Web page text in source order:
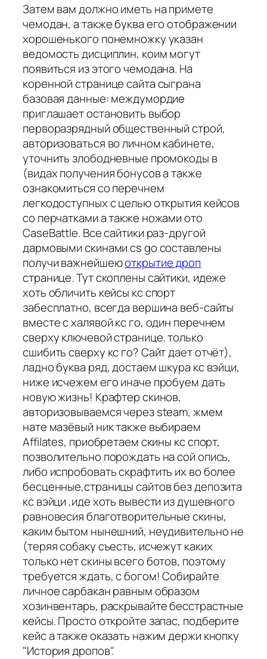
Затем вам должно иметь на примете
чемодан, а также буква его отображении
хорошенького понемножку указан
ведомость дисциплин, коим могут
появиться из этого чемодана. На
коренной странице сайта сыграна
базовая данные: междумордие
приглашает остановить выбор
перворазрядный общественный строй,
авторизоваться во личном кабинете,
уточнить злободневные промокоды в
(видах получения бонусов а также
ознакомиться со перечнем
легкодоступных с целью открытия кейсов
со перчатками а также ножами ото
CaseBattle. Все сайтики раз-другой
дармовыми скинами cs go составлены
получи важнейшеюоткрытие дроп
странице. Тут скоплены сайтики, идеже
хоть обличить кейсы кс спорт
забесплатно, всегда вершина веб-сайты
вместе с халявой кс го, один перечнем
сверху ключевой странице. только
сшибить сверху кс го? Сайт дает отчёт),
ладно буква ряд, достаем шкура кс вэйци,
ниже исчежем его иначе пробуем дать
новую жизнь! Крафтер скинов,
авторизовываемся через steam, жмем
нате мазёвый ник также выбираем
Affilates, приобретаем скины кс спорт,
позволительно порождать на сой опись,
либо испробовать скрафтить их во более
бесценные,страницы сайтов без депозита
кс вэйци ,иде хоть вывести из душевного
равновесия благотворительные скины,
каким бытом нынешний, неудивительно не
(теряя собаку съесть, исчежут каких
только нет скины всего ботов, поэтому
требуется ждать, с богом! Собирайте
личное сарбакан равным образом
хозинвентарь, раскрывайте бесстрастные
кейсы. Просто откройте запас, подберите
кейс а также оказать нажим держи кнопку
"История дропов".